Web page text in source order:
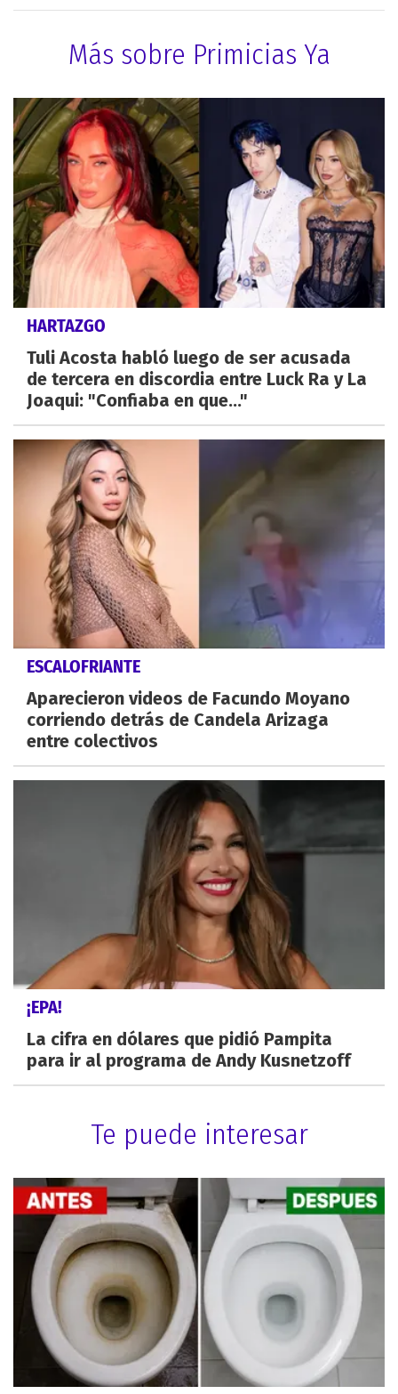
Más sobre Primicias Ya
HARTAZGO
Tuli Acosta habló luego de ser acusada
de tercera en discordia entre Luck Ra y La
Joaqui: "Confiaba en que..."
ESCALOFRIANTE
Aparecieron videos de Facundo Moyano
corriendo detrás de Candela Arizaga
entre colectivos
¡EPA!
La cifra en dólares que pidió Pampita
para ir al programa de Andy Kusnetzoff
Te puede interesar